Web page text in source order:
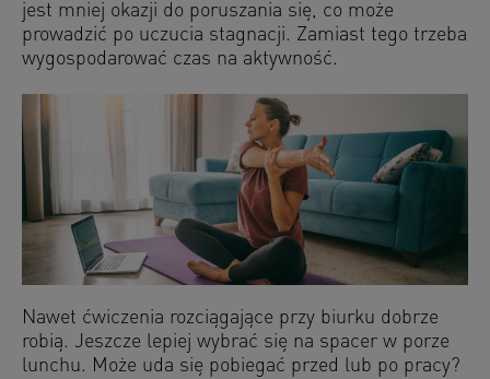
jest mniej okazji do poruszania się, co może
prowadzić po uczucia stagnacji. Zamiast tego trzeba
wygospodarować czas na aktywność.
Nawet ćwiczenia rozciągające przy biurku dobrze
robią. Jeszcze lepiej wybrać się na spacer w porze
lunchu. Może uda się pobiegać przed lub po pracy?